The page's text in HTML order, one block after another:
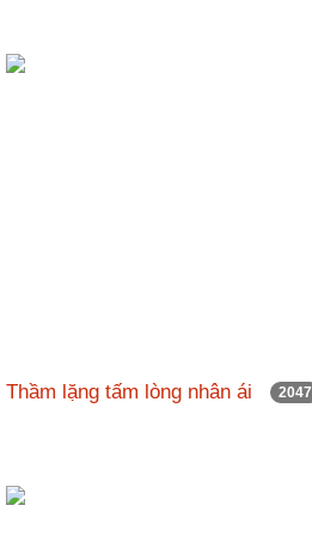
Thầm lặng tấm lòng nhân ái 2047